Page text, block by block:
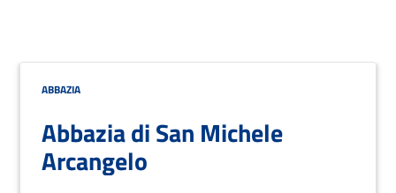
ABBAZIA
Abbazia di San Michele
Arcangelo